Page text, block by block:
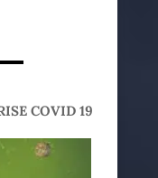
COVID 19